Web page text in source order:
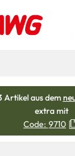
Artikel aus dem
extra mit
Code: 9710